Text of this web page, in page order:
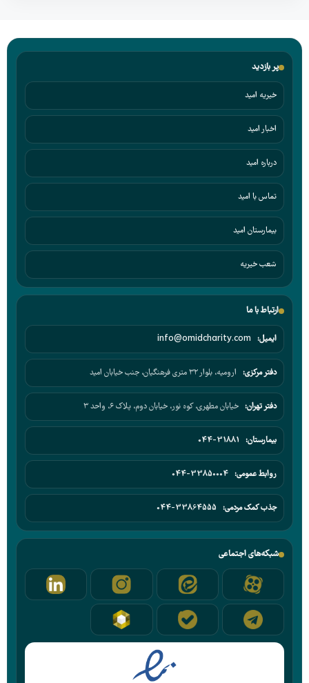
پر بازدید
خیریه امید
اخبار امید
درباره امید
تماس با امید
بیمارستان امید
شعب خیریه
ارتباط با ما
ایمیل: info@omidcharity.com
دفتر مرکزی: ارومیه، بلوار ۳۲ متری فرهنگیان، جنب خیابان امید
دفتر تهران: خیابان مطهری، کوه نور، خیابان دوم، پلاک ۶، واحد ۳
بیمارستان: 044-31881
روابط عمومی: 044-33850004
جذب کمک مردمی: 044-33864555
شبکه‌های اجتماعی